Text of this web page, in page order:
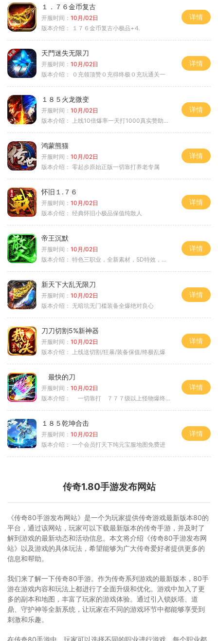
１．７６金币复古
开服时间： 10月/02日
版本介绍：
１７６金币复古小极品+⒋
详情
天門迷失无限刀
开服时间： 10月/02日
版本介绍：
０充领顶赞０充得终极０充玩通关一
详情
１８５火龙微变
开服时间： 10月/02日
版本介绍：
上线10倍爆率一天打1000真实赞助一夜终
详情
鸿蒙熊猫
开服时间： 10月/02日
版本介绍： 零起步原始正版一切靠打养老专属
详情
怀旧１.７６
开服时间： 10月/02日
版本介绍： 经典怀旧小极品保值纯散人
详情
帝王沉默
开服时间： 10月/02日
版本介绍： 特色三职业，全新素材，5D特效，不卡图
详情
新天下大乱无限刀
开服时间： 10月/02日
版本介绍： 无暗坑无门槛装备全爆绝对良心
详情
刀刀切割5%新神器
开服时间： 10月/02日
版本介绍：
上线送切割/狂暴/装备保值/终极乱爆
详情
最快的刀
开服时间： 10月/02日
版本介绍：
一切靠打 ７７７级以上怪物爆终极
详情
１８５乾坤合击
开服时间： 10月/02日
版本介绍： 一个会员打天下纯元宝服地图免费进
详情
传奇1.80手游发布网站
《传奇80手游发布网站》是一个为玩家提供传奇游戏最新版本80的
平台，通过该网站，玩家可以下载最新版本的传奇手游，并及时了
解到游戏的最新动态和活动信息。本文将介绍《传奇80手游发布网
站》以及游戏的具体玩法，希望能够为广大传奇爱好者提供更多的
信息和帮助。
我们来了解一下传奇80手游。作为传奇系列游戏的最新版本，80手
游在游戏内容和玩法上都进行了全面升级和优化。游戏中加入了更
多的副本和地图，丰富了玩家的游戏体验。通过引入锁妖塔、道
鼎、守护神等全新系统，让玩家在不同的游戏环节中都能够享受到
刺激和乐趣。
在传奇80手游中，玩家可以选择不同的职业进行游戏。每个职业都